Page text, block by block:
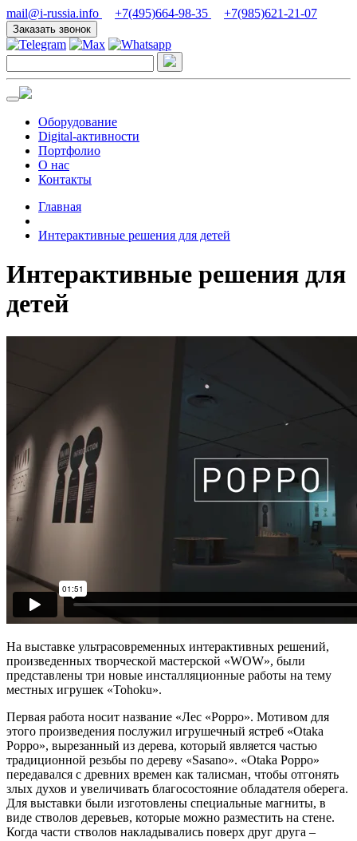
mail@i-russia.info +7(495)664-98-35 +7(985)621-21-07
Заказать звонок
Оборудование
Digital-активности
Портфолио
О нас
Контакты
Главная
Интерактивные решения для детей
Интерактивные решения для
детей
На выставке ультрасовременных интерактивных решений,
произведенных творческой мастерской «WOW», были
представлены три новые инсталляционные работы на тему
местных игрушек «Tohoku».
Первая работа носит название «Лес «Рорро». Мотивом для
этого произведения послужил игрушечный ястреб «Оtaka
Рoppo», вырезанный из дерева, который является частью
традиционной резьбы по дереву «Sasano». «Оtaka Рoppo»
передавался с древних времен как талисман, чтобы отгонять
злых духов и увеличивать благосостояние обладателя оберега.
Для выставки были изготовлены специальные магниты, в
виде стволов деревьев, которые можно разместить на стене.
Когда части стволов накладывались поверх друг друга –